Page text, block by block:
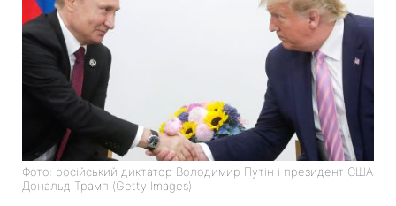
Фото: російський диктатор Володимир Путін і президент США
Дональд Трамп (Getty Images)